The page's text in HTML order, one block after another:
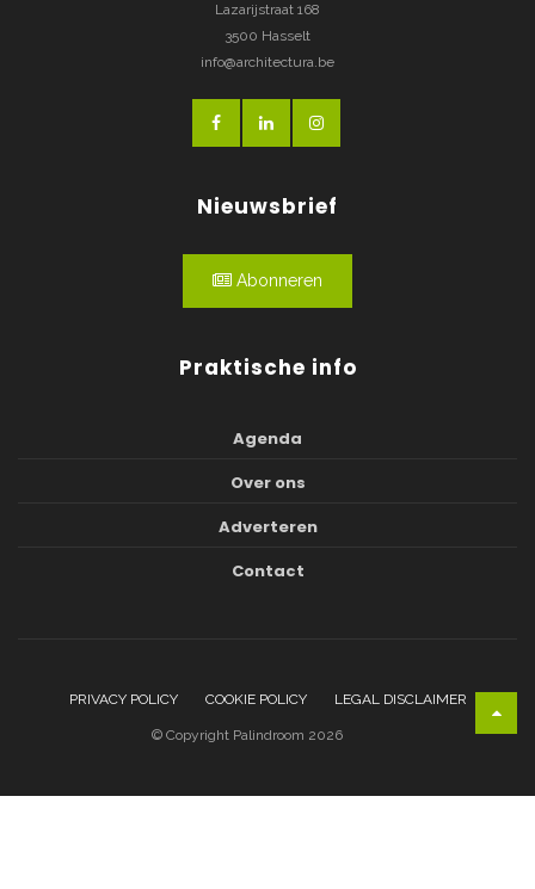
Lazarijstraat 168
3500 Hasselt
info@architectura.be
Nieuwsbrief
Abonneren
Praktische info
Agenda
Over ons
Adverteren
Contact
PRIVACY POLICY COOKIE POLICY LEGAL DISCLAIMER
© Copyright Palindroom 2026